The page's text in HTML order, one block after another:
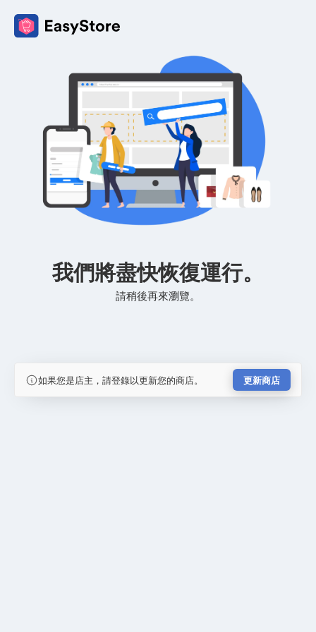
我們將盡快恢復運行。
請稍後再來瀏覽。
如果您是店主，請登錄以更新您的商店。 更新商店